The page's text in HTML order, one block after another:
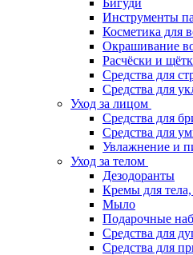
Инструменты
Косметика для
Окрашивание
Расчёски и
Средства для
Средства для
Уход за лицом
Средства для
Средства для
Увлажнение и
Уход за телом
Дезодоранты
Кремы для
Мыло
Подарочные
Средства для
Средства для